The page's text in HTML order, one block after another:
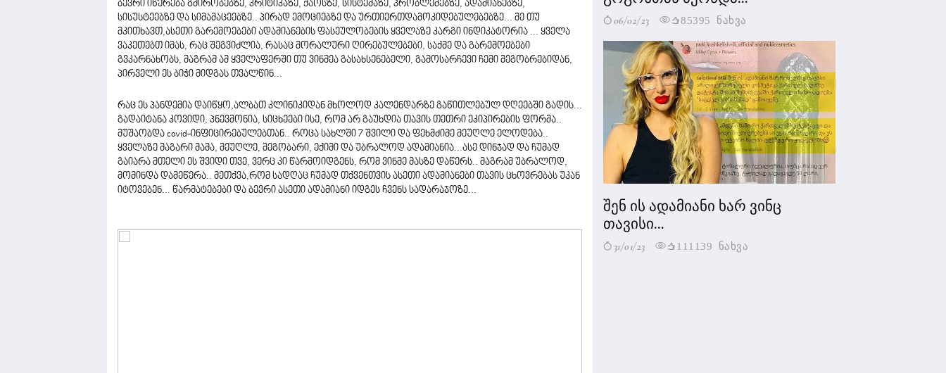
ბევრი იწერება გმირობებზე, კრიტიკაზე, ქაოსზე, სისტემაზე, პრობლემებზე, ადამიანებზე,
სისუსტეებზე და სიმამაცეებზე.. პირად ემოციებზე და ურთიერთდამოკიდებულებებზე... მე თუ
მკითხავთ,ასეთი გარემოებები ადამიანების ფასეულობების ყველაზე კარგი ინდიკატორია ... ყველა
ვაკეთებთ იმას, რაც შეგვიძლია, რასაც მორალური ღირებულებები, საქმე და გარემოებები
გვკარნახობს, მაგრამ ამ ყველაფერში თუ ვინმეა გასახსენებელი, გამოსარჩევი ჩემი მეგობრებიდან,
პირველი ეს ბიჭი მიდგას თვალწინ...
რაც ეს პანდემია დაიწყო,ალბათ კლინიკიდან მხოლოდ კალენდარზე გაწითლებულ დღეებში გადის...
გადაიტანა კოვიდი, პნევმონია, სიცხეები ისე, რომ არ გაუხდია თავის თეთრი ეკიპირების ფორმა..
მუშაობდა covid-ინფიცირებულებთან.. როცა სახლში 7 შვილი და ფეხმძიმე მეუღლე ელოდება..
ყველაზე მაგარი მამა, მეუღლე, მეგობარი, ექიმი და უბრალოდ ადამიანია...ასე დინჯად და ჩუმად
გაიარა მთელი ეს შვიდი თვე, ვერც კი წარმოიდგენს, რომ ვინმე მასზე დაწერს.. მაგრამ უბრალოდ,
მომინდა დამეწერა.. მეთქვა,რომ სადღაც ჩუმად თქვენთვის ასეთი ადამიანები თავის ცხოვრებას უკან
იტოვებენ... წარმატებები და ბევრი ასეთი ადამიანი იდგეს ჩვენს სადარაჯოზე...
06/02/23 85395 ნახვა
შენ ის ადამიანი ხარ ვინც
თავისი...
31/01/23 111139 ნახვა